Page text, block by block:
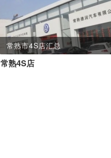
常熟市4S店汇总
常熟4S店